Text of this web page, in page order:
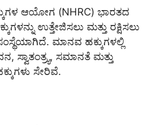
ಆಯೋಗ (NHRC) ಭಾರತದ
ಉತ್ತೇಜಿಸಲು ಮತ್ತು ರಕ್ಷಿಸಲು
ಮಾನವ ಹಕ್ಕುಗಳಲ್ಲಿ
ಸ್ವಾತಂತ್ರ್ಯ, ಸಮಾನತೆ ಮತ್ತು
ಸೇರಿವೆ.